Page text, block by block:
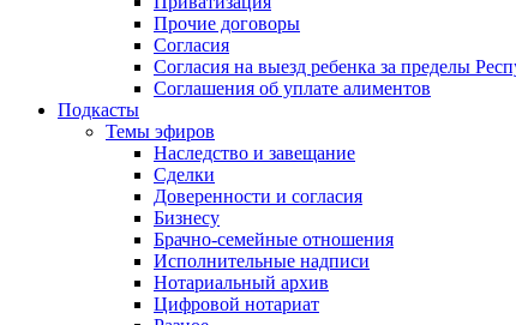
Прочие договоры
Согласия
Согласия на выезд ребенка за пределы
Соглашения об уплате алиментов
Подкасты
Темы эфиров
Наследство и завещание
Сделки
Доверенности и согласия
Бизнесу
Брачно-семейные отношения
Исполнительные надписи
Нотариальный архив
Цифровой нотариат